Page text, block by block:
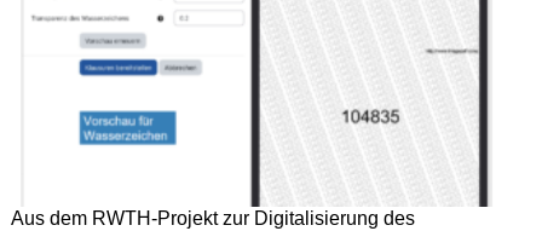
Aus dem RWTH-Projekt zur Digitalisierung des